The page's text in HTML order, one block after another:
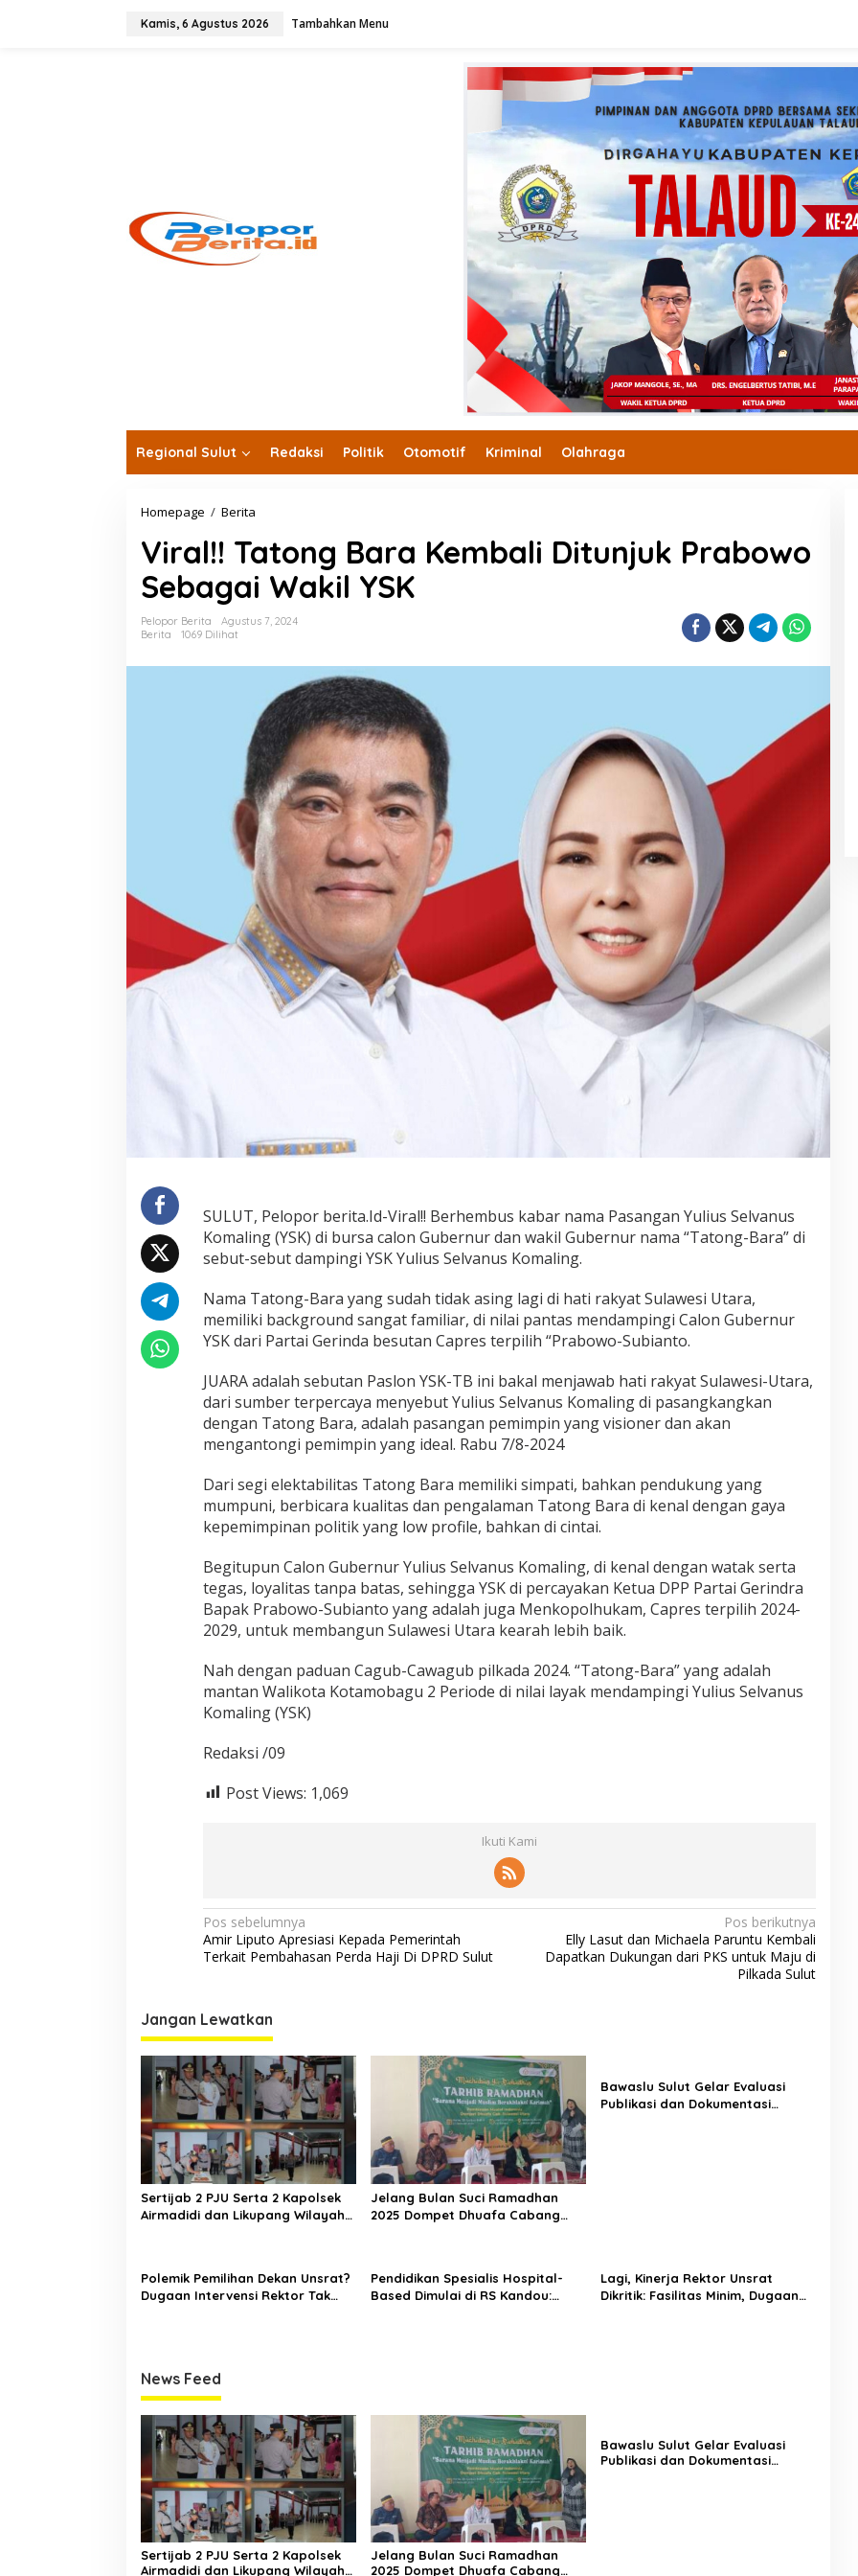
Kamis, 6 Agustus 2026 Tambahkan Menu
Regional Sulut Redaksi Politik Otomotif Kriminal Olahraga
Homepage / Berita
Bara
Kembali
Ditunjuk
Prabowo
Sebagai
Wakil
Viral!! Tatong Bara Kembali Ditunjuk Prabowo
Sebagai Wakil YSK
Pelopor Berita
Agustus 7, 2024
Berita
1069 Dilihat
SULUT, Pelopor berita.Id-Viral!! Berhembus kabar nama Pasangan Yulius Selvanus
Komaling (YSK) di bursa calon Gubernur dan wakil Gubernur nama “Tatong-Bara” di
sebut-sebut dampingi YSK Yulius Selvanus Komaling.
Nama Tatong-Bara yang sudah tidak asing lagi di hati rakyat Sulawesi Utara,
memiliki background sangat familiar, di nilai pantas mendampingi Calon Gubernur
YSK dari Partai Gerinda besutan Capres terpilih “Prabowo-Subianto.
JUARA adalah sebutan Paslon YSK-TB ini bakal menjawab hati rakyat Sulawesi-Utara,
dari sumber terpercaya menyebut Yulius Selvanus Komaling di pasangkangkan
dengan Tatong Bara, adalah pasangan pemimpin yang visioner dan akan
mengantongi pemimpin yang ideal. Rabu 7/8-2024
Dari segi elektabilitas Tatong Bara memiliki simpati, bahkan pendukung yang
mumpuni, berbicara kualitas dan pengalaman Tatong Bara di kenal dengan gaya
kepemimpinan politik yang low profile, bahkan di cintai.
Begitupun Calon Gubernur Yulius Selvanus Komaling, di kenal dengan watak serta
tegas, loyalitas tanpa batas, sehingga YSK di percayakan Ketua DPP Partai Gerindra
Bapak Prabowo-Subianto yang adalah juga Menkopolhukam, Capres terpilih 2024-
2029, untuk membangun Sulawesi Utara kearah lebih baik.
Nah dengan paduan Cagub-Cawagub pilkada 2024. “Tatong-Bara” yang adalah
mantan Walikota Kotamobagu 2 Periode di nilai layak mendampingi Yulius Selvanus
Komaling (YSK)
Redaksi /09
Post Views: 1,069
Ikuti Kami
Navigasi
pos
Pos sebelumnya
Amir Liputo Apresiasi Kepada Pemerintah
Terkait Pembahasan Perda Haji Di DPRD Sulut
Pos berikutnya
Elly Lasut dan Michaela Paruntu Kembali
Dapatkan Dukungan dari PKS untuk Maju di
Pilkada Sulut
Jangan Lewatkan
Sertijab 2 PJU Serta 2 Kapolsek
Airmadidi dan Likupang Wilayah
Jelang Bulan Suci Ramadhan
2025 Dompet Dhuafa Cabang
Bawaslu Sulut Gelar Evaluasi
Publikasi dan Dokumentasi
Polemik Pemilihan Dekan Unsrat?
Dugaan Intervensi Rektor Tak
Pendidikan Spesialis Hospital-
Based Dimulai di RS Kandou:
Lagi, Kinerja Rektor Unsrat
Dikritik: Fasilitas Minim, Dugaan
News Feed
Sertijab 2 PJU Serta 2 Kapolsek
Airmadidi dan Likupang Wilayah
Jelang Bulan Suci Ramadhan
2025 Dompet Dhuafa Cabang
Bawaslu Sulut Gelar Evaluasi
Publikasi dan Dokumentasi